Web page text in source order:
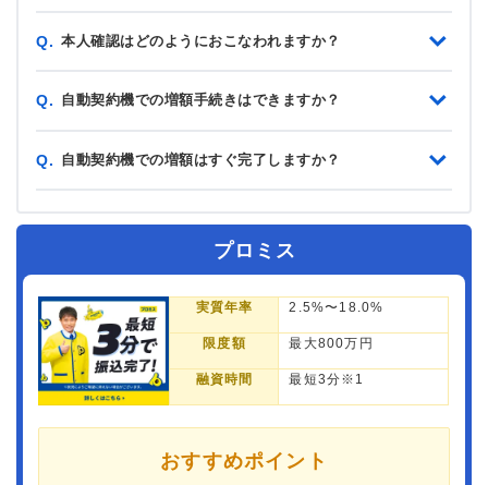
Q. 本人確認はどのようにおこなわれますか？
Q. 自動契約機での増額手続きはできますか？
Q. 自動契約機での増額はすぐ完了しますか？
プロミス
実質年率 2.5%〜18.0%
限度額 最大800万円
融資時間 最短3分※1
おすすめポイント